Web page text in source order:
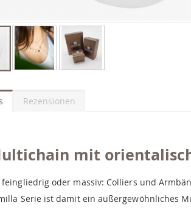
mit
feingliedrig oder massiv: Colliers und
Serie ist damit ein außergewöhnliches
Rezensionen